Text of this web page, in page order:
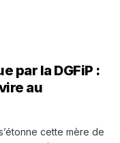
par la DGFiP :
au
cette mère de